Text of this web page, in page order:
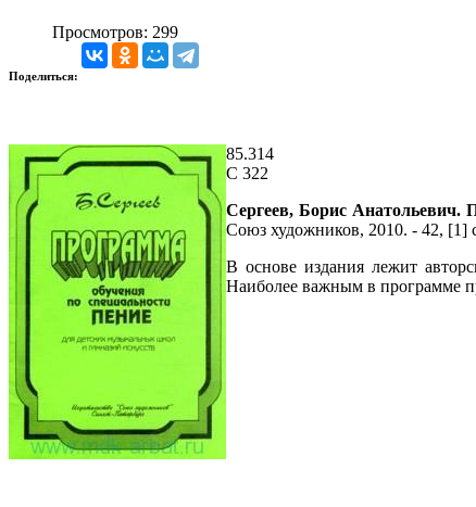
Просмотров: 299
Поделиться:
85.314
С 322
Сергеев, Борис Анатольевич.
Союз художников, 2010. - 42, [1]
В основе издания лежит
Наиболее важным в программе